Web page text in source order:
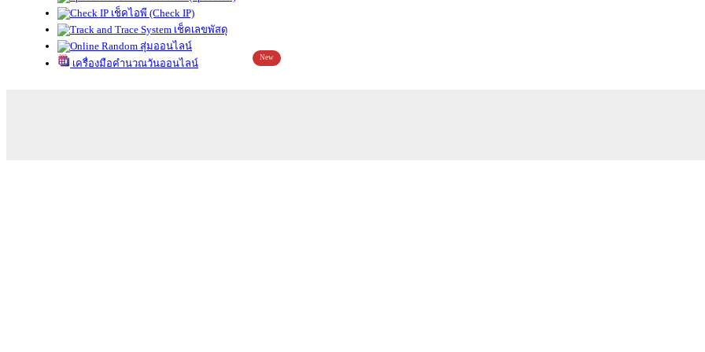
เช็คไอพี (Check IP)
เช็คเลขพัสดุ
สุ่มออนไลน์
เครื่องมือคำนวณวันออนไลน์
New